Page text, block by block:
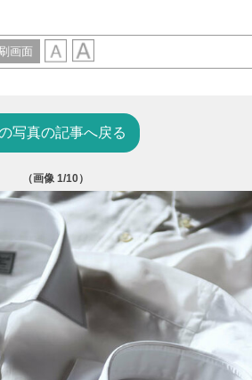
画面
写真の記事へ戻る
（画像 1/10）